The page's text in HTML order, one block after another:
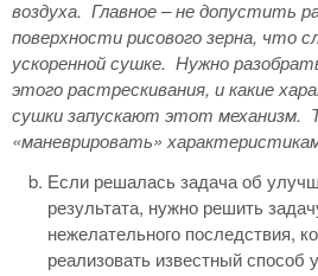
воздуха. Главное – не допустить
поверхности рисового зерна, что
ускоренной сушке. Нужно
этого растрескивания, и какие
сушки запускают этот механизм.
«маневрировать»
Если решалась задача об
результата, нужно решить
нежелательного последствия,
реализовать известный